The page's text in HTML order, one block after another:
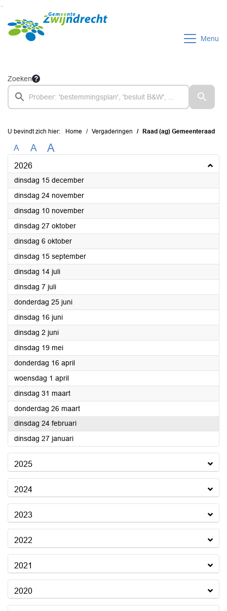
Ga naar de inhoud van deze pagina
Ga naar het zoeken
Ga naar het menu
Menu
Zoeken
U bevindt zich hier: Home Vergaderingen Raad (ag) Gemeenteraad
A A A
2026
dinsdag 15 december2026
dinsdag 24 november2026
dinsdag 10 november2026
dinsdag 27 oktober2026
dinsdag 6 oktober2026
dinsdag 15 september2026
dinsdag 14 juli2026
dinsdag 7 juli2026
donderdag 25 juni2026
dinsdag 16 juni2026
dinsdag 2 juni2026
dinsdag 19 mei2026
donderdag 16 april2026
woensdag 1 april2026
dinsdag 31 maart2026
donderdag 26 maart2026
dinsdag 24 februari2026
dinsdag 27 januari2026
2025
2024
2023
2022
2021
2020